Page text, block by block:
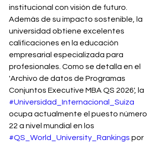
institucional con visión de futuro.
Además de su impacto sostenible, la
universidad obtiene excelentes
calificaciones en la educación
empresarial especializada para
profesionales. Como se detalla en el
'Archivo de datos de Programas
Conjuntos Executive MBA QS 2026', la
#Universidad_Internacional_Suiza
ocupa actualmente el puesto número
22 a nivel mundial en los
#QS_World_University_Rankings por